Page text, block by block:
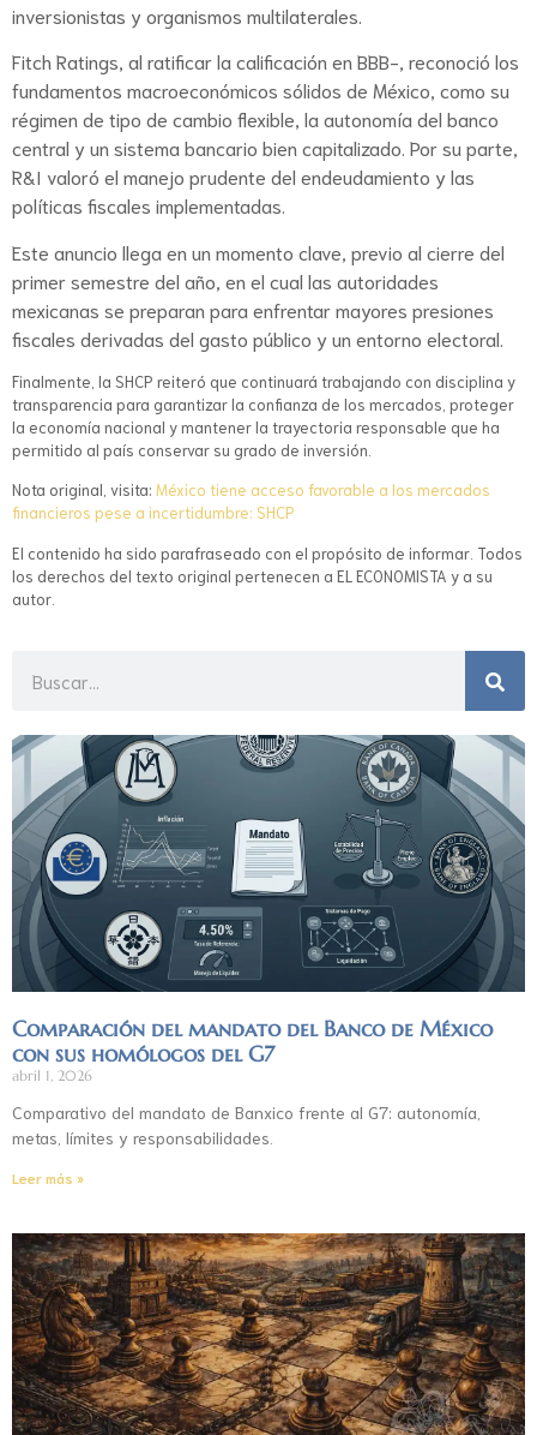
inversionistas y organismos multilaterales.
Fitch Ratings, al ratificar la calificación en BBB-, reconoció los
fundamentos macroeconómicos sólidos de México, como su
régimen de tipo de cambio flexible, la autonomía del banco
central y un sistema bancario bien capitalizado. Por su parte,
R&I valoró el manejo prudente del endeudamiento y las
políticas fiscales implementadas.
Este anuncio llega en un momento clave, previo al cierre del
primer semestre del año, en el cual las autoridades
mexicanas se preparan para enfrentar mayores presiones
fiscales derivadas del gasto público y un entorno electoral.
Finalmente, la SHCP reiteró que continuará trabajando con disciplina y
transparencia para garantizar la confianza de los mercados, proteger
la economía nacional y mantener la trayectoria responsable que ha
permitido al país conservar su grado de inversión.
Nota original, visita: México tiene acceso favorable a los mercados
financieros pese a incertidumbre: SHCP
El contenido ha sido parafraseado con el propósito de informar. Todos
los derechos del texto original pertenecen a EL ECONOMISTA y a su
autor.
Comparación del mandato del Banco de México
con sus homólogos del G7
abril 1, 2026
Comparativo del mandato de Banxico frente al G7: autonomía,
metas, límites y responsabilidades.
Leer más »